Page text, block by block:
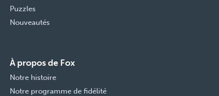
Puzzles
Nouveautés
À propos de Fox
Notre histoire
Notre programme de fidélité